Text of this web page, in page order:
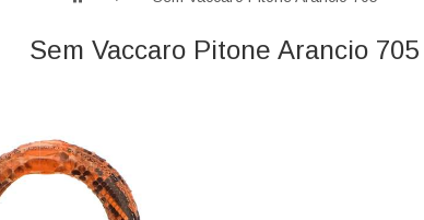
Sem Vaccaro Pitone Arancio 705